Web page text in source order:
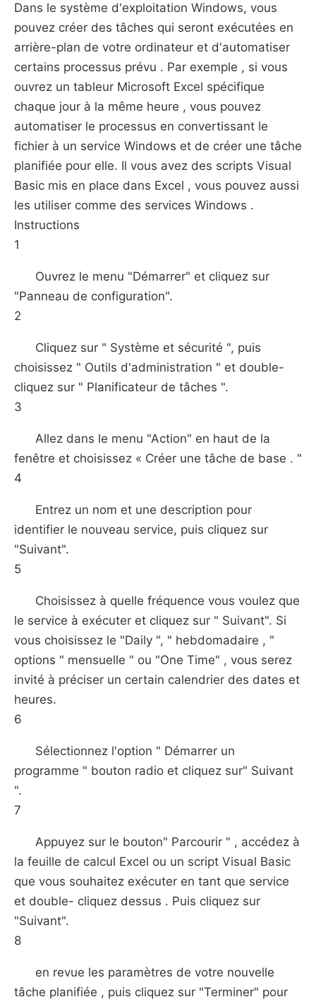
Dans le système d'exploitation Windows, vous
pouvez créer des tâches qui seront exécutées en
arrière-plan de votre ordinateur et d'automatiser
certains processus prévu . Par exemple , si vous
ouvrez un tableur Microsoft Excel spécifique
chaque jour à la même heure , vous pouvez
automatiser le processus en convertissant le
fichier à un service Windows et de créer une tâche
planifiée pour elle. Il vous avez des scripts Visual
Basic mis en place dans Excel , vous pouvez aussi
les utiliser comme des services Windows .
Instructions
1
Ouvrez le menu "Démarrer" et cliquez sur
"Panneau de configuration".
2
Cliquez sur " Système et sécurité ", puis
choisissez " Outils d'administration " et double-
cliquez sur " Planificateur de tâches ".
3
Allez dans le menu "Action" en haut de la
fenêtre et choisissez « Créer une tâche de base . "
4
Entrez un nom et une description pour
identifier le nouveau service, puis cliquez sur
"Suivant".
5
Choisissez à quelle fréquence vous voulez que
le service à exécuter et cliquez sur " Suivant". Si
vous choisissez le "Daily ", " hebdomadaire , "
options " mensuelle " ou "One Time" , vous serez
invité à préciser un certain calendrier des dates et
heures.
6
Sélectionnez l'option " Démarrer un
programme " bouton radio et cliquez sur" Suivant
".
7
Appuyez sur le bouton" Parcourir " , accédez à
la feuille de calcul Excel ou un script Visual Basic
que vous souhaitez exécuter en tant que service
et double- cliquez dessus . Puis cliquez sur
"Suivant".
8
en revue les paramètres de votre nouvelle
tâche planifiée , puis cliquez sur "Terminer" pour